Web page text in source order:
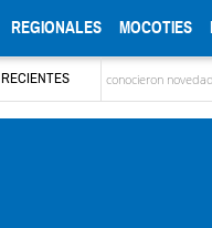
REGIONALES MOCOTIES
RECIENTES
conocieron novedades en el